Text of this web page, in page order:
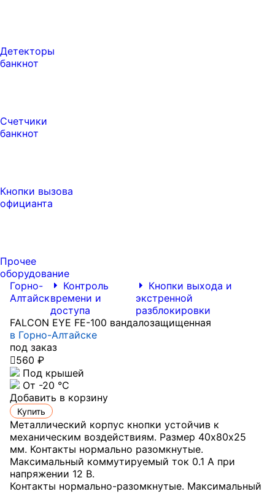
Детекторы
банкнот
Счетчики
банкнот
Кнопки вызова
официанта
Прочее
оборудование
Горно-
Алтайск
Контроль
времени и
доступа
Кнопки выхода и
экстренной
разблокировки
FALCON EYE FE-100 вандалозащищенная
в Горно-Алтайске
под заказ
560 ₽
Под крышей
От -20 °С
Добавить в корзину
Купить
Металлический корпус кнопки устойчив к
механическим воздействиям. Размер 40х80х25
мм. Контакты нормально разомкнутые.
Максимальный коммутируемый ток 0.1 А при
напряжении 12 В.
Контакты нормально-разомкнутые. Максимальный